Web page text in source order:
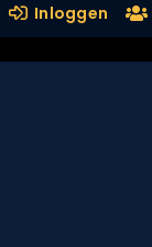
Inloggen